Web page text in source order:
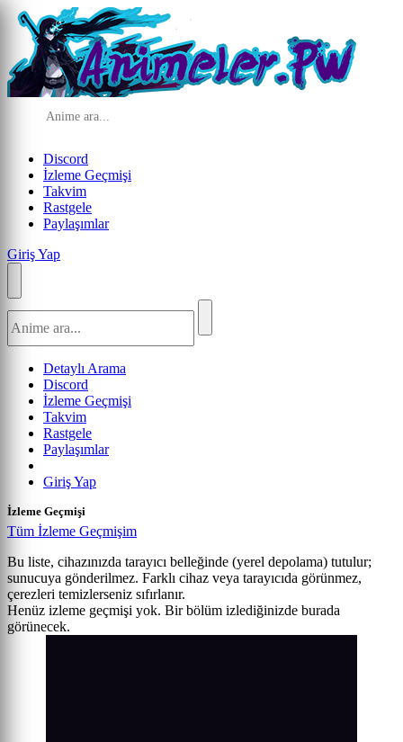
Discord
İzleme Geçmişi
Takvim
Rastgele
Paylaşımlar
Giriş Yap
Detaylı Arama
Discord
İzleme Geçmişi
Takvim
Rastgele
Paylaşımlar
Giriş Yap
İzleme Geçmişi
Tüm İzleme Geçmişim
Bu liste, cihazınızda tarayıcı belleğinde (yerel depolama) tutulur;
sunucuya gönderilmez. Farklı cihaz veya tarayıcıda görünmez,
çerezleri temizlerseniz sıfırlanır.
Henüz izleme geçmişi yok. Bir bölüm izlediğinizde burada
görünecek.